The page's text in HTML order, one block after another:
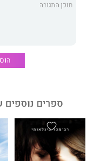
ללא ספק אומן מהדרגה
ספרים נוספים